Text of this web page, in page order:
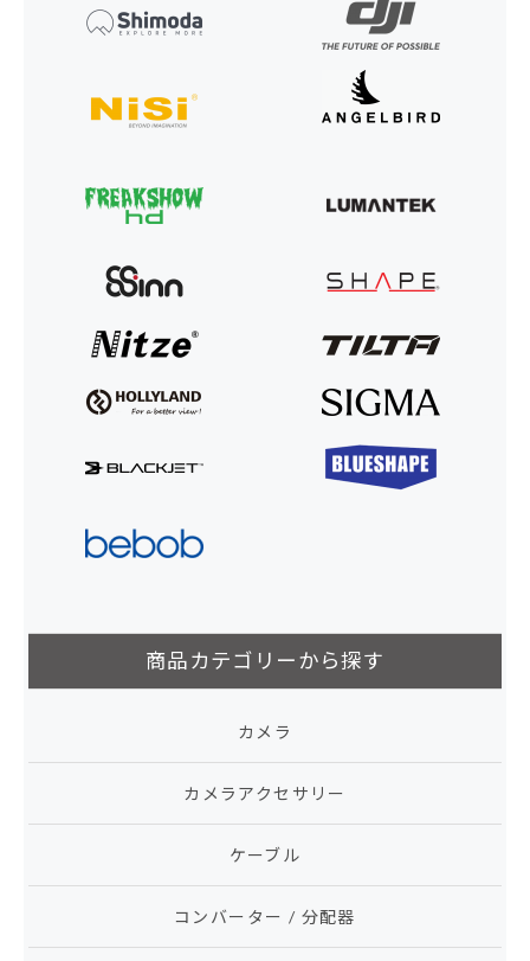
商品カテゴリーから探す
カメラ
カメラアクセサリー
ケーブル
コンバーター / 分配器